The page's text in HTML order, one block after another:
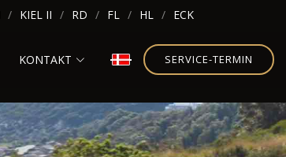
KIEL II RD FL HL ECK
KONTAKT SERVICE-TERMIN